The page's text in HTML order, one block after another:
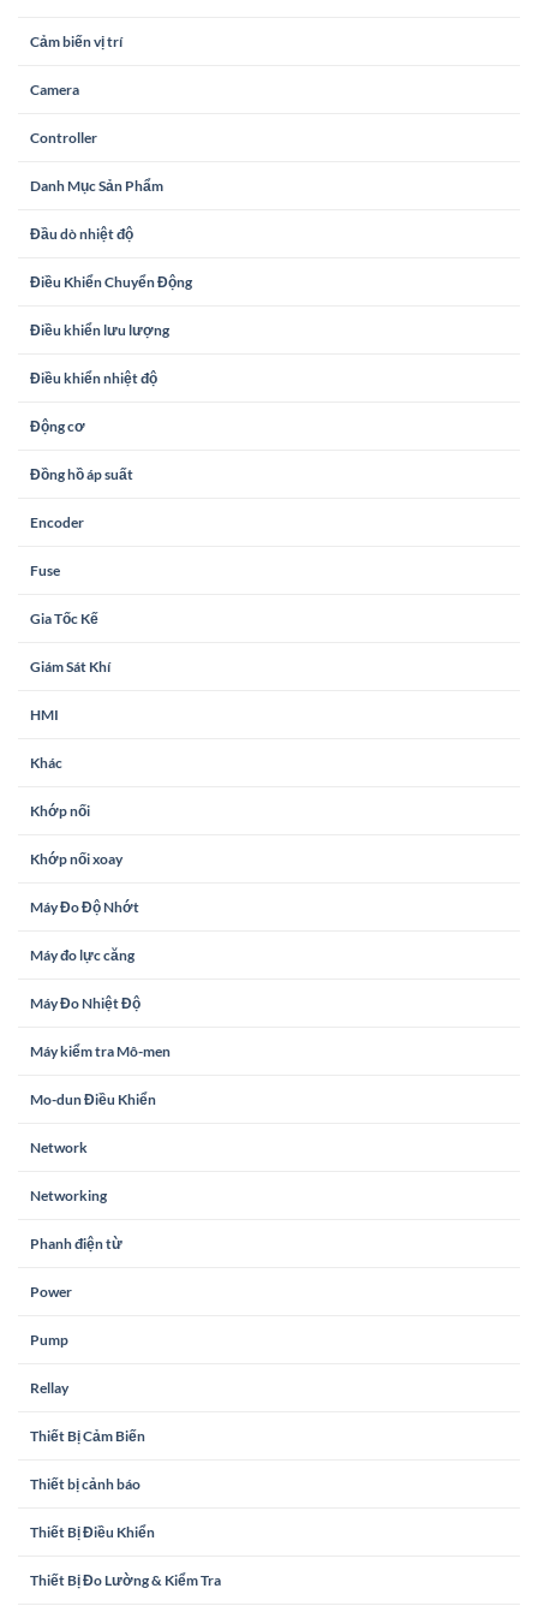
Cảm biến vị trí
Camera
Controller
Danh Mục Sản Phẩm
Đầu dò nhiệt độ
Điều Khiển Chuyển Động
Điều khiển lưu lượng
Điều khiển nhiệt độ
Động cơ
Đồng hồ áp suất
Encoder
Fuse
Gia Tốc Kế
Giám Sát Khí
HMI
Khác
Khớp nối
Khớp nối xoay
Máy Đo Độ Nhớt
Máy đo lực căng
Máy Đo Nhiệt Độ
Máy kiểm tra Mô-men
Mo-dun Điều Khiển
Network
Networking
Phanh điện từ
Power
Pump
Rellay
Thiết Bị Cảm Biến
Thiết bị cảnh báo
Thiết Bị Điều Khiển
Thiết Bị Đo Lường & Kiểm Tra